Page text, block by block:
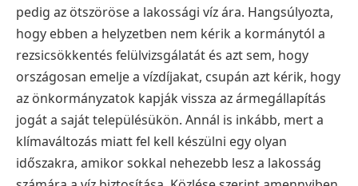
pedig az ötszöröse a lakossági víz ára. Hangsúlyozta,
hogy ebben a helyzetben nem kérik a kormánytól a
rezsicsökkentés felülvizsgálatát és azt sem, hogy
országosan emelje a vízdíjakat, csupán azt kérik, hogy
az önkormányzatok kapják vissza az ármegállapítás
jogát a saját településükön. Annál is inkább, mert a
klímaváltozás miatt fel kell készülni egy olyan
időszakra, amikor sokkal nehezebb lesz a lakosság